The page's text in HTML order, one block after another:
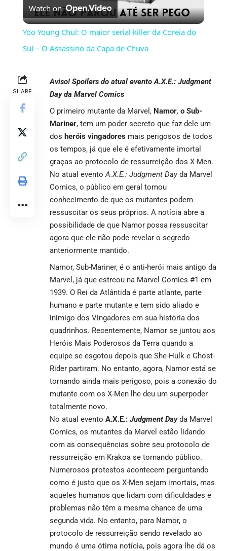
Video
Watch on
Yoo Young Chul: O maior serial killer da Coreia do
Sul – O Assassino da Capa de Chuva
SHARE
Aviso! Spoilers do atual evento A.X.E.: Judgment
Day da Marvel Comics
O primeiro mutante da Marvel, Namor, o Sub-
Mariner, tem um poder secreto que faz dele um
dos heróis vingadores mais perigosos de todos
os tempos, já que ele é efetivamente imortal
graças ao protocolo de ressurreição dos X-Men.
No atual evento A.X.E.: Judgment Dayda Marvel
Comics, o público em geral tomou
conhecimento de que os mutantes podem
ressuscitar os seus próprios. A notícia abre a
possibilidade de que Namor possa ressuscitar
agora que ele não pode revelar o segredo
anteriormente mantido.
Namor, Sub-Mariner, é o anti-herói mais antigo da
Marvel, já que estreou na Marvel Comics #1 em
1939. O Rei da Atlântida é parte atlante, parte
humano e parte mutante e tem sido aliado e
inimigo dos Vingadores em sua história dos
quadrinhos. Recentemente, Namor se juntou aos
Heróis Mais Poderosos da Terra quando a
equipe se esgotou depois que She-Hulk e Ghost-
Rider partiram. No entanto, agora, Namor está se
tornando ainda mais perigoso, pois a conexão do
mutante com os X-Men lhe deu um superpoder
totalmente novo.
No atual evento A.X.E.: Judgment Day da Marvel
Comics, os mutantes da Marvel estão lidando
com as consequências sobre seu protocolo de
ressurreição em Krakoa se tornando público.
Numerosos protestos acontecem perguntando
como é justo que os X-Men sejam imortais, mas
aqueles humanos que lidam com dificuldades e
problemas não têm a mesma chance de uma
segunda vida. No entanto, para Namor, o
protocolo de ressurreição sendo revelado ao
mundo é uma ótima notícia, pois agora lhe dá os